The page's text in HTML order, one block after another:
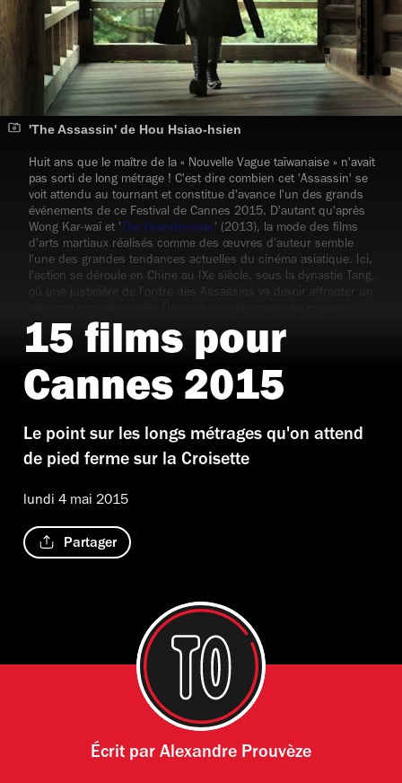
'The Assassin' de Hou Hsiao-hsien
Huit ans que le maître de la « Nouvelle Vague taïwanaise » n'avait
pas sorti de long métrage ! C'est dire combien cet 'Assassin' se
voit attendu au tournant et constitue d'avance l'un des grands
événements de ce Festival de Cannes 2015. D'autant qu'après
Wong Kar-waï et ' The Grandmaster' (2013), la mode des films
d'arts martiaux réalisés comme des œuvres d'auteur semble
l'une des grandes tendances actuelles du cinéma asiatique. Ici,
l'action se déroule en Chine au IXe siècle, sous la dynastie Tang,
où une justicière de l'ordre des Assassins va devoir affronter un
martiale. A priori un bon candidat pour un prix de la Mise en
scène en compétition officielle.
15 films pour
Cannes 2015
Le point sur les longs métrages qu'on attend
de pied ferme sur la Croisette
lundi 4 mai 2015
Partager
Écrit par Alexandre Prouvèze